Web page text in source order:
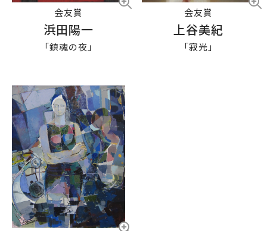
会友賞
浜田陽一
「鎮魂の夜」
会友賞
上谷美紀
「寂光」